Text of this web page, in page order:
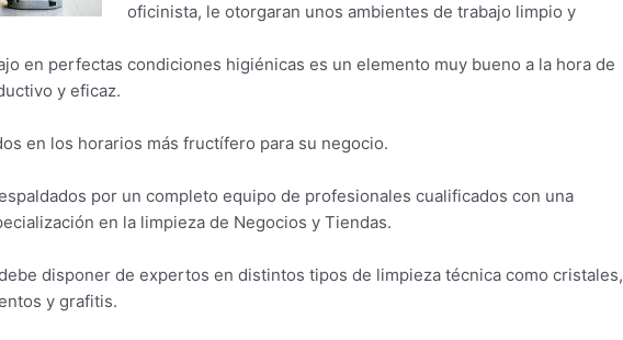
oficinista, le otorgaran unos ambientes de trabajo limpio y
en perfectas condiciones higiénicas es un elemento muy bueno a la hora de
y eficaz.
en los horarios más fructífero para su negocio.
por un completo equipo de profesionales cualificados con una
en la limpieza de Negocios y Tiendas.
disponer de expertos en distintos tipos de limpieza técnica como cristales,
y grafitis.